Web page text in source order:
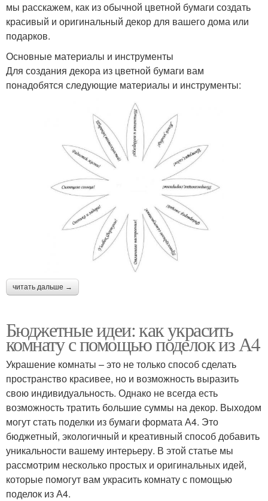
мы расскажем, как из обычной цветной бумаги создать
красивый и оригинальный декор для вашего дома или
подарков.
Основные материалы и инструменты
Для создания декора из цветной бумаги вам
понадобятся следующие материалы и инструменты:
читать дальше →
Бюджетные идеи: как украсить
комнату с помощью поделок из А4
Украшение комнаты – это не только способ сделать
пространство красивее, но и возможность выразить
свою индивидуальность. Однако не всегда есть
возможность тратить большие суммы на декор. Выходом
могут стать поделки из бумаги формата А4. Это
бюджетный, экологичный и креативный способ добавить
уникальности вашему интерьеру. В этой статье мы
рассмотрим несколько простых и оригинальных идей,
которые помогут вам украсить комнату с помощью
поделок из А4.